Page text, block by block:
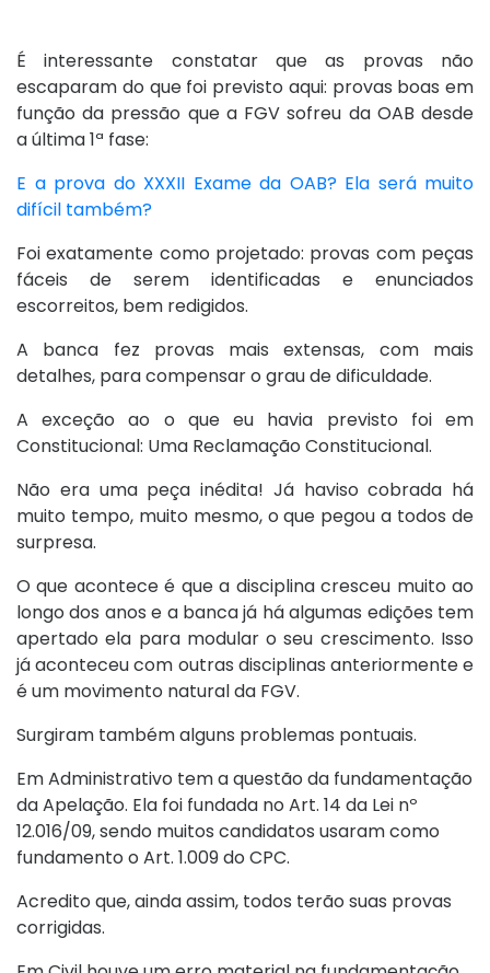
É interessante constatar que as provas não
escaparam do que foi previsto aqui: provas boas em
função da pressão que a FGV sofreu da OAB desde
a última 1ª fase:
E a prova do XXXII Exame da OAB? Ela será muito
difícil também?
Foi exatamente como projetado: provas com peças
fáceis de serem identificadas e enunciados
escorreitos, bem redigidos.
A banca fez provas mais extensas, com mais
detalhes, para compensar o grau de dificuldade.
A exceção ao o que eu havia previsto foi em
Constitucional: Uma Reclamação Constitucional.
Não era uma peça inédita! Já haviso cobrada há
muito tempo, muito mesmo, o que pegou a todos de
surpresa.
O que acontece é que a disciplina cresceu muito ao
longo dos anos e a banca já há algumas edições tem
apertado ela para modular o seu crescimento. Isso
já aconteceu com outras disciplinas anteriormente e
é um movimento natural da FGV.
Surgiram também alguns problemas pontuais.
Em Administrativo tem a questão da fundamentação
da Apelação. Ela foi fundada no Art. 14 da Lei nº
12.016/09, sendo muitos candidatos usaram como
fundamento o Art. 1.009 do CPC.
Acredito que, ainda assim, todos terão suas provas
corrigidas.